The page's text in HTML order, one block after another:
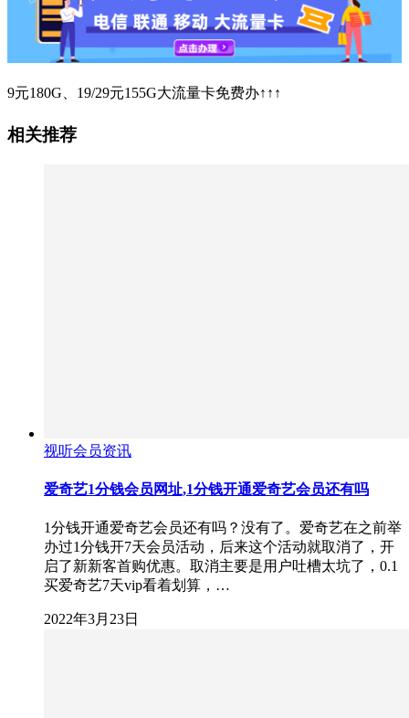
9元180G、19/29元155G大流量卡免费办↑↑↑
相关推荐
视听会员资讯
爱奇艺1分钱会员网址,1分钱开通爱奇艺会员还有吗
1分钱开通爱奇艺会员还有吗？没有了。爱奇艺在之前举
办过1分钱开7天会员活动，后来这个活动就取消了，开
启了新新客首购优惠。取消主要是用户吐槽太坑了，0.1
买爱奇艺7天vip看着划算，…
2022年3月23日